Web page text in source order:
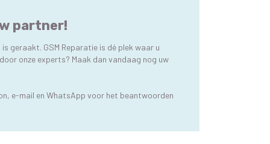
partner!
geraakt. GSM Reparatie is dé plek waar u
onze experts? Maak dan vandaag nog uw
e-mail en WhatsApp voor het beantwoorden